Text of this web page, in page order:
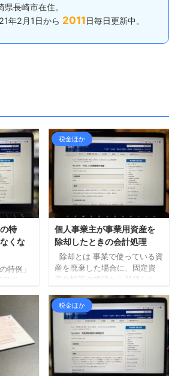
県長崎市在住。
年2月1日から 2011日毎日更新中。
特
くな
特例」
日ま
なっ
事業
支給
、基本
めな
税金ほか
個人事業主が事業用資産を
除却したときの会計処理
除却とは 事業で使っている資
産を廃棄した場合に、固定資
産台帳等の帳簿から登録した
となります。 これを「除却」
といいます（事業で使わなく
なったケースでの手続もあり
ますが、今回は廃棄した場合
についてのみ確認します）。
除却時の会計処理 個人事業主
が事業用の資産を売却する場
税金ほか